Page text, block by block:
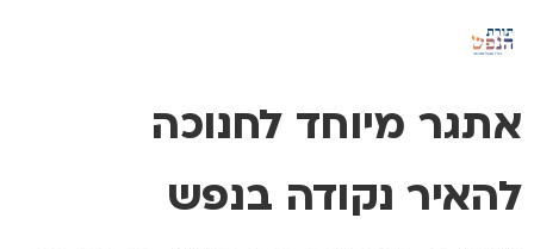
אתגר מיוחד לחנוכה
להאיר נקודה בנפש